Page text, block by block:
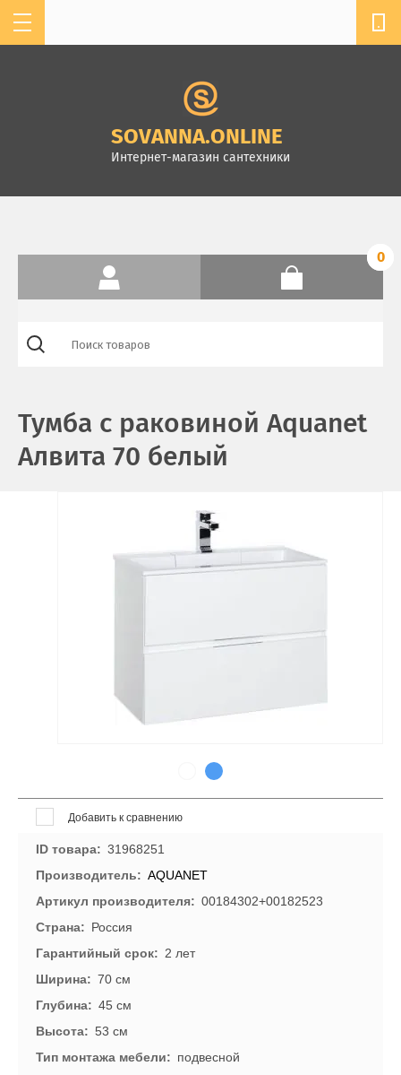
SOVANNA.ONLINE
Интернет-магазин сантехники
0
Тумба с раковиной Aquanet
Алвита 70 белый
Добавить к сравнению
ID товара
31968251
Производитель
AQUANET
Артикул производителя
00184302+00182523
Страна
Россия
Гарантийный срок
2 лет
Ширина
70 см
Глубина
45 см
Высота
53 см
Тип монтажа мебели
подвесной
г. Санкт-Петербург,
Комендантский пр.4, ТК